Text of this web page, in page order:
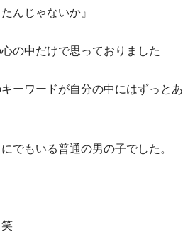
んじゃないか』
の中だけで思っておりました
ーワードが自分の中にはずっとあ
でもいる普通の男の子でした。